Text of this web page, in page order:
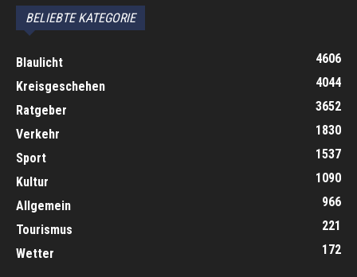
BELIEBTE KATEGORIE
Blaulicht
4606
Kreisgeschehen
4044
Ratgeber
3652
Verkehr
1830
Sport
1537
Kultur
1090
Allgemein
966
Tourismus
221
Wetter
172